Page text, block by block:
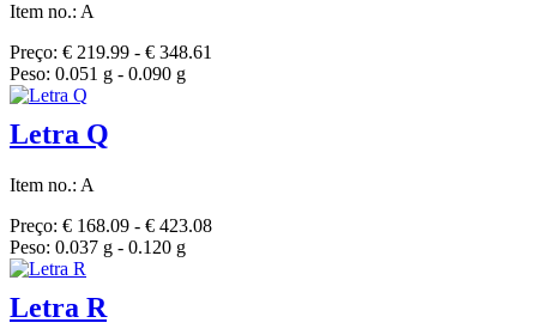
Item no.: A
Preço: € 219.99 - € 348.61
Peso: 0.051 g - 0.090 g
Letra Q
Item no.: A
Preço: € 168.09 - € 423.08
Peso: 0.037 g - 0.120 g
Letra R